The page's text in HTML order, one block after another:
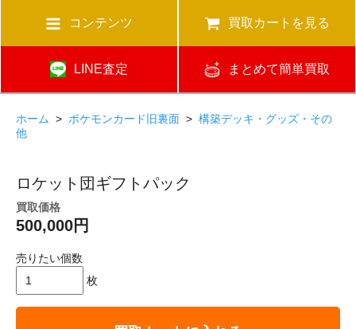
コンテンツ 買取カートを見る
LINE査定 まとめて簡単買取
ホーム > ポケモンカード旧裏面 > 構築デッキ・グッズ・その
他
ロケット団ギフトパック
買取価格
500,000円
売りたい個数
枚